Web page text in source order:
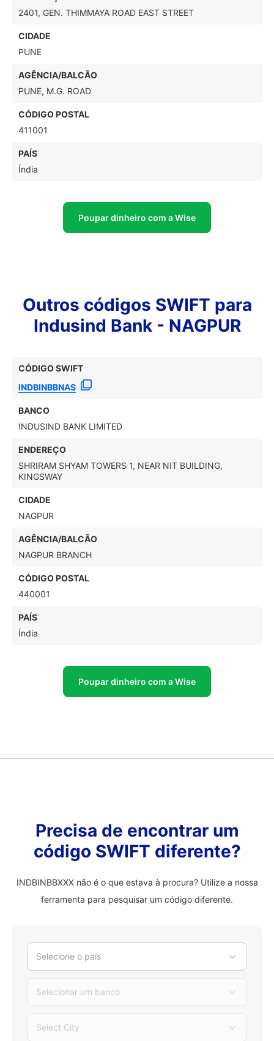
2401, GEN. THIMMAYA ROAD EAST STREET
CIDADE
PUNE
AGÊNCIA/BALCÃO
PUNE, M.G. ROAD
CÓDIGO POSTAL
411001
PAÍS
Índia
Poupar dinheiro com a Wise
Outros códigos SWIFT para
Indusind Bank - NAGPUR
CÓDIGO SWIFT
INDBINBBNAS
BANCO
INDUSIND BANK LIMITED
ENDEREÇO
SHRIRAM SHYAM TOWERS 1, NEAR NIT BUILDING,
KINGSWAY
CIDADE
NAGPUR
AGÊNCIA/BALCÃO
NAGPUR BRANCH
CÓDIGO POSTAL
440001
PAÍS
Índia
Poupar dinheiro com a Wise
Precisa de encontrar um
código SWIFT diferente?
INDBINBBXXX não é o que estava à procura? Utilize a nossa
ferramenta para pesquisar um código diferente.
Selecione o país
Selecionar um banco
Select City